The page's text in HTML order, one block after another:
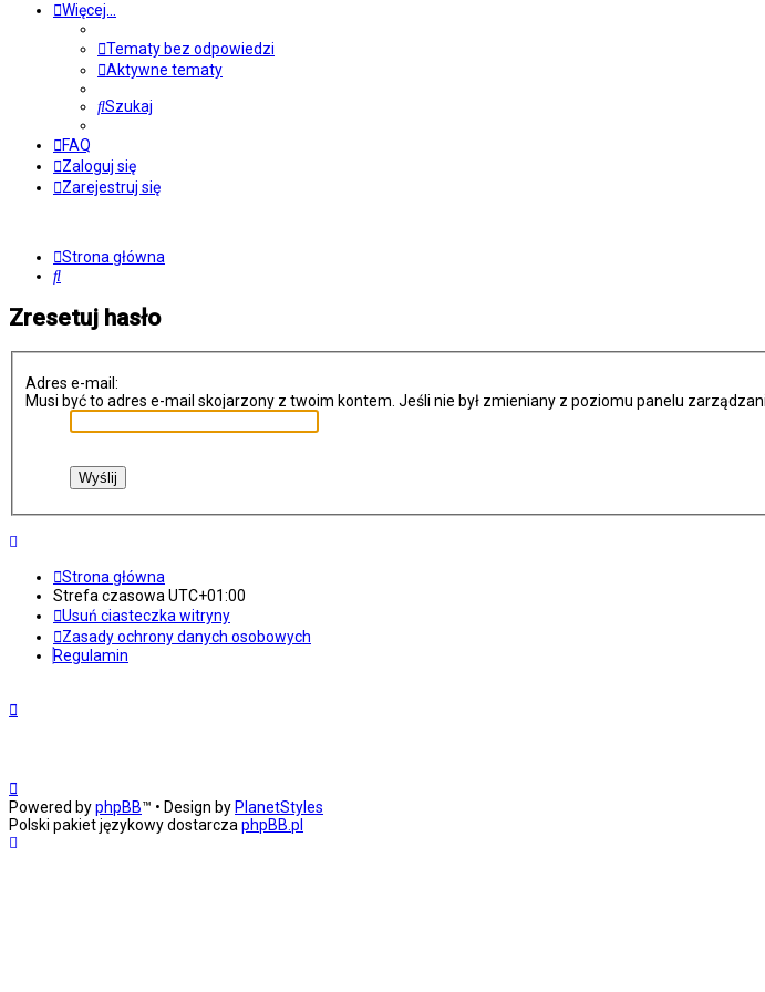
Więcej…
Tematy bez odpowiedzi
Aktywne tematy
Szukaj
FAQ
Zaloguj się
Zarejestruj się
Strona główna
Szukaj
Zresetuj hasło
Adres e-mail:
Musi być to adres e-mail skojarzony z twoim kontem. Jeśli nie był zmieniany z poziomu panelu
Strona główna
Strefa czasowaUTC+01:00
Usuń ciasteczka witryny
Zasady ochrony danych osobowych
Regulamin
Powered byphpBB™ • Design by PlanetStyles
Polski pakiet językowy dostarczaphpBB.pl